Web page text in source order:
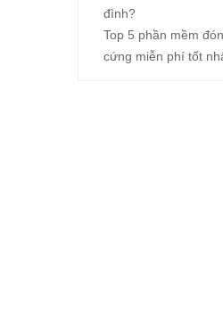
đình?
Top 5 phần mềm
cứng miễn phí tốt